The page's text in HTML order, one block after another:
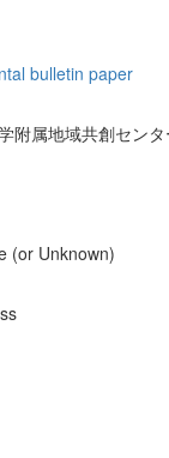
bulletin paper
附属地域共創センタ
(or Unknown)